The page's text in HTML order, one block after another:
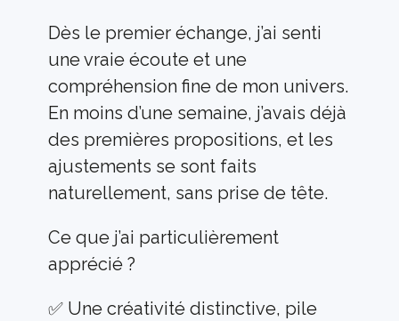
Dès le premier échange, j’ai senti
une vraie écoute et une
compréhension fine de mon univers.
En moins d’une semaine, j’avais déjà
des premières propositions, et les
ajustements se sont faits
naturellement, sans prise de tête.
Ce que j’ai particulièrement
apprécié ?
✅ Une créativité distinctive, pile